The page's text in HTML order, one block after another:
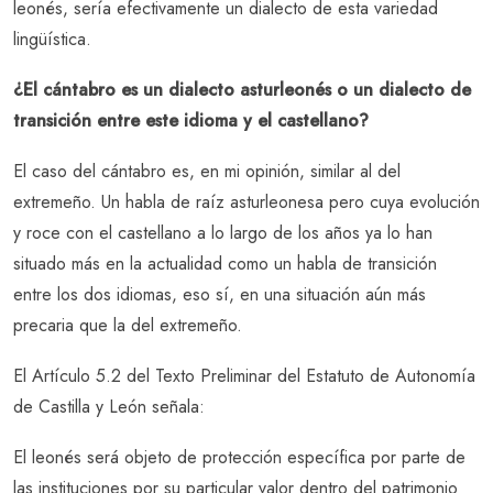
leonés, sería efectivamente un dialecto de esta variedad
lingüística.
¿El cántabro es un dialecto asturleonés o un dialecto de
transición entre este idioma y el castellano?
El caso del cántabro es, en mi opinión, similar al del
extremeño. Un habla de raíz asturleonesa pero cuya evolución
y roce con el castellano a lo largo de los años ya lo han
situado más en la actualidad como un habla de transición
entre los dos idiomas, eso sí, en una situación aún más
precaria que la del extremeño.
El Artículo 5.2 del Texto Preliminar del Estatuto de Autonomía
de Castilla y León señala:
El leonés será objeto de protección específica por parte de
las instituciones por su particular valor dentro del patrimonio